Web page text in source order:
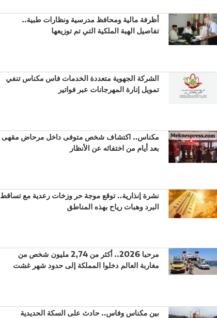
أظرفة مالية ومحافظ مدرسية ونظارات طبية..
تفاصيل الهبة الملكية التي تم توزيعها
الشركة الجهوية متعددة الخدمات فاس مكناس تنفي
تمويل إنارة المهرجانات عبر فواتير
مكناس.. اكتشاف شخص متوفى داخل مرحاض مقهى
بعد أيام من اختفائه عن الأنظار
نشرة إنذارية.. توقع موجة حر وزخات رعدية مع تساقط
البرد وهبات رياح بهذه المناطق
مرحبا 2026.. أكثر من 2,74 مليون شخص من
مغاربة العالم دخلوا المملكة إلى حدود شهر غشت
بين مكناس وفاس.. حادث على السكة الحديدية